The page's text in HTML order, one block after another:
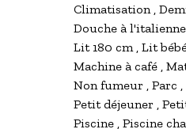
Climatisation
Douche à l'italienne
Lit 180 cm Lit
Machine à café
Non fumeur Parc
Petit déjeuner
Piscine Piscine